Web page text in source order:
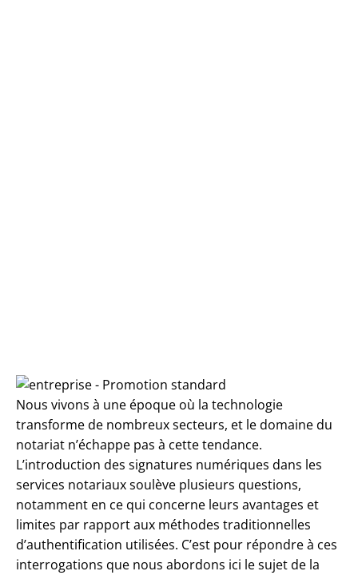
Nous vivons à une époque où la technologie
transforme de nombreux secteurs, et le domaine du
notariat n’échappe pas à cette tendance.
L’introduction des signatures numériques dans les
services notariaux soulève plusieurs questions,
notamment en ce qui concerne leurs avantages et
limites par rapport aux méthodes traditionnelles
d’authentification utilisées. C’est pour répondre à ces
interrogations que nous abordons ici le sujet de la